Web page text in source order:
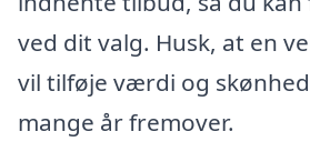
ved dit valg. Husk, at en
vil tilføje værdi og
mange år fremover.